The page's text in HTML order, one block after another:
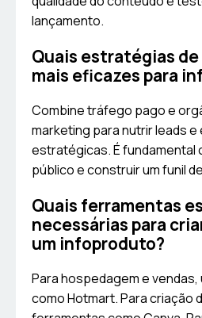
lançamento.
Quais estratégias
mais eficazes para
Combine tráfego pago e
marketing para nutrir leads
estratégicas. É fundamental
público e construir um funil
Quais ferramentas
necessárias para
um infoproduto?
Para hospedagem e
como Hotmart. Para criação